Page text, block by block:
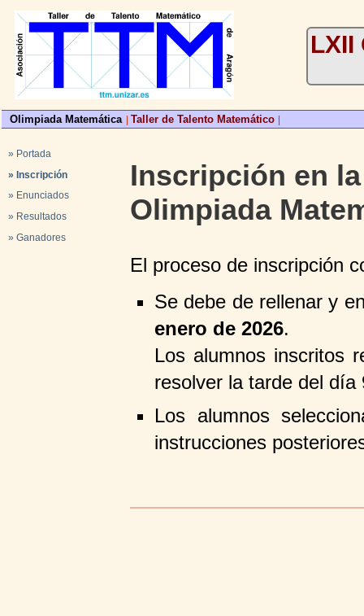
LXII
Olimpiada Matemática Taller de Talento Matemático
» Portada
» Inscripción
» Enunciados
» Resultados
» Ganadores
Inscripción en
Olimpiada
El proceso de inscripción
Se debe de rellenar y
enero de 2026.
Los alumnos inscritos
resolver la tarde del día
Los alumnos
instrucciones